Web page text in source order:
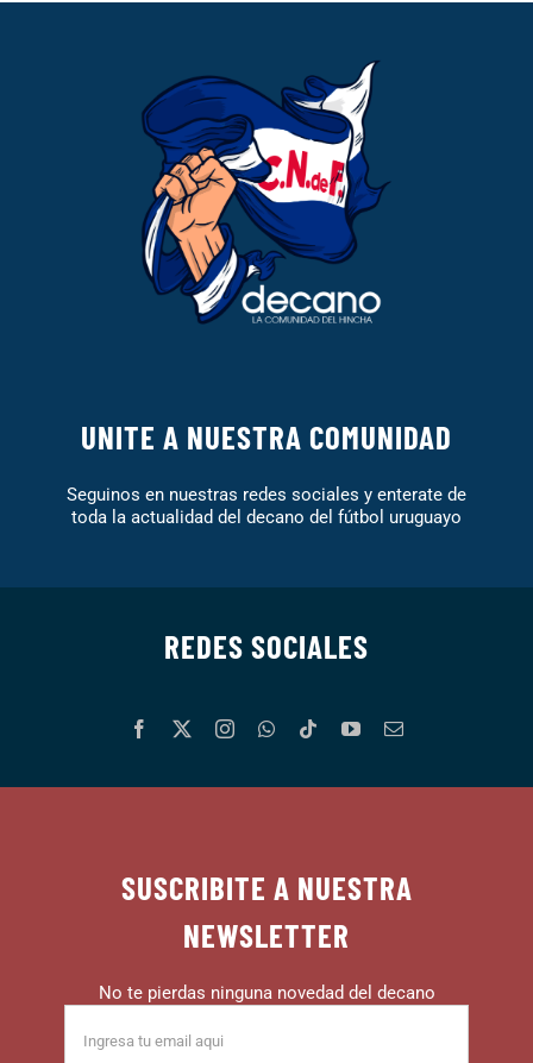
UNITE A NUESTRA COMUNIDAD
Seguinos en nuestras redes sociales y enterate de
toda la actualidad del decano del fútbol uruguayo
REDES SOCIALES
SUSCRIBITE A NUESTRA
NEWSLETTER
No te pierdas ninguna novedad del decano